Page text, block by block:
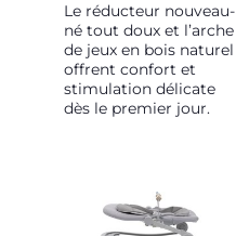
Le réducteur nouveau-
né tout doux et l’arche
de jeux en bois naturel
offrent confort et
stimulation délicate
dès le premier jour.